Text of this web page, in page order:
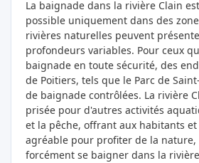
La baignade dans la rivière Clain
possible uniquement dans des
rivières naturelles peuvent
profondeurs variables. Pour ceux
baignade en toute sécurité, des
de Poitiers, tels que le Parc de
de baignade contrôlées. La rivière
prisée pour d'autres activités
et la pêche, offrant aux habitants
agréable pour profiter de la nature,
forcément se baigner dans la